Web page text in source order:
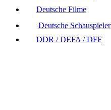
Deutsche Filme
Deutsche Schauspieler
DDR / DEFA / DFF